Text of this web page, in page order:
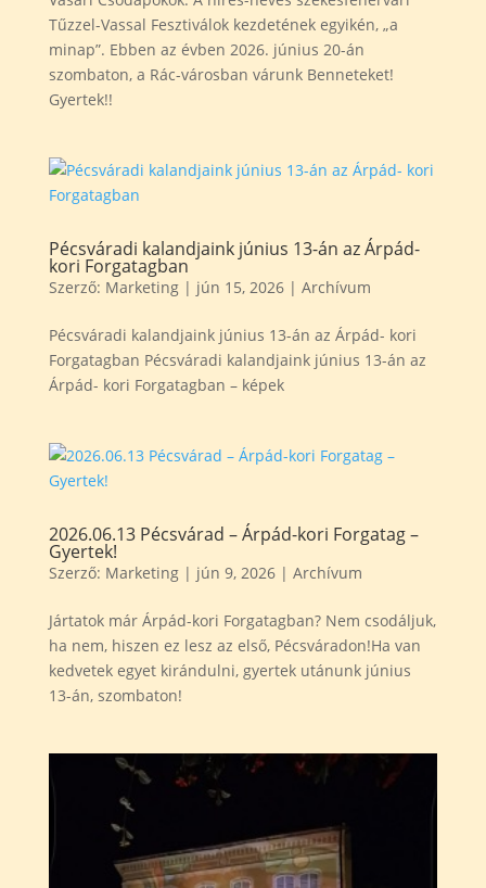
Tűzzel-Vassal Fesztiválok kezdetének egyikén, „a
minap”. Ebben az évben 2026. június 20-án
szombaton, a Rác-városban várunk Benneteket!
Gyertek!!
Pécsváradi kalandjaink június 13-án az Árpád-
kori Forgatagban
Szerző: Marketing| jún 15, 2026| Archívum
Pécsváradi kalandjaink június 13-án az Árpád- kori
Forgatagban Pécsváradi kalandjaink június 13-án az
Árpád- kori Forgatagban – képek
2026.06.13 Pécsvárad – Árpád-kori Forgatag –
Gyertek!
Szerző: Marketing| jún 9, 2026| Archívum
Jártatok már Árpád-kori Forgatagban? Nem csodáljuk,
ha nem, hiszen ez lesz az első, Pécsváradon!Ha van
kedvetek egyet kirándulni, gyertek utánunk június
13-án, szombaton!